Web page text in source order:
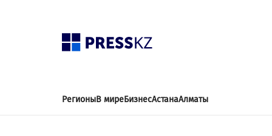
РегионыВ миреБизнесАстанаАлматы